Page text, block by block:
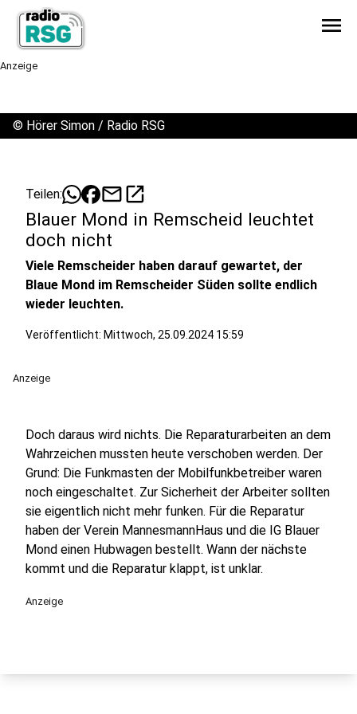
menu
Anzeige
© Hörer Simon / Radio RSG
Teilen: mailopen_in_new
Blauer Mond in Remscheid leuchtet
doch nicht
Viele Remscheider haben darauf gewartet, der
Blaue Mond im Remscheider Süden sollte endlich
wieder leuchten.
Veröffentlicht: Mittwoch, 25.09.2024 15:59
Anzeige
Doch daraus wird nichts. Die Reparaturarbeiten an dem
Wahrzeichen mussten heute verschoben werden. Der
Grund: Die Funkmasten der Mobilfunkbetreiber waren
noch eingeschaltet. Zur Sicherheit der Arbeiter sollten
sie eigentlich nicht mehr funken. Für die Reparatur
haben der Verein MannesmannHaus und die IG Blauer
Mond einen Hubwagen bestellt. Wann der nächste
kommt und die Reparatur klappt, ist unklar.
Anzeige